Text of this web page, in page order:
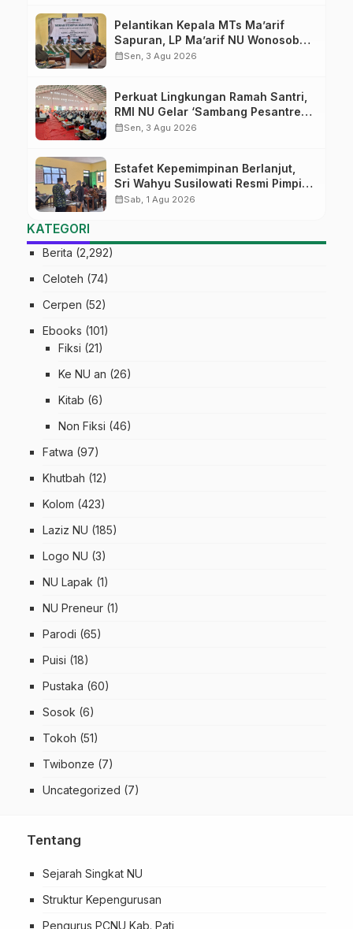
Pelantikan Kepala MTs Ma’arif
Sapuran, LP Ma’arif NU Wonosobo
Tekankan Lima Amanah
calendar_monthSen, 3 Agu 2026
Perkuat Lingkungan Ramah Santri,
RMI NU Gelar ‘Sambang Pesantren’
di Pati
calendar_monthSen, 3 Agu 2026
Estafet Kepemimpinan Berlanjut,
Sri Wahyu Susilowati Resmi Pimpin
MTs Ma’arif Sapuran
calendar_monthSab, 1 Agu 2026
KATEGORI
Berita (2,292)
Celoteh (74)
Cerpen (52)
Ebooks (101)
Fiksi (21)
Ke NU an (26)
Kitab (6)
Non Fiksi (46)
Fatwa (97)
Khutbah (12)
Kolom (423)
Laziz NU (185)
Logo NU (3)
NU Lapak (1)
NU Preneur (1)
Parodi (65)
Puisi (18)
Pustaka (60)
Sosok (6)
Tokoh (51)
Twibonze (7)
Uncategorized (7)
Tentang
Sejarah Singkat NU
Struktur Kepengurusan
Pengurus PCNU Kab. Pati